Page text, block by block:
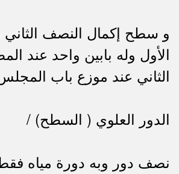
و سطح إكمال النصف الثاني
الأول وله بابين واحد عند
الثاني عند موزع باب
الدور العلوي ( السطح) /
نصف دور وبه دورة مياه